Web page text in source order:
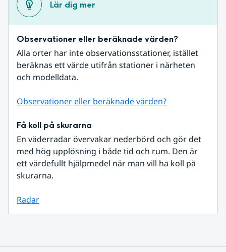
Lär dig mer
Observationer eller beräknade värden?
Alla orter har inte observationsstationer, istället
beräknas ett värde utifrån stationer i närheten
och modelldata.
Observationer eller beräknade värden?
Få koll på skurarna
En väderradar övervakar nederbörd och gör det
med hög upplösning i både tid och rum. Den är
ett värdefullt hjälpmedel när man vill ha koll på
skurarna.
Radar